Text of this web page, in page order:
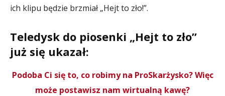
ich klipu będzie brzmiał „Hejt to zło!”.
Teledysk do piosenki „Hejt to zło”
już się ukazał:
Podoba Ci się to, co robimy na ProSkarżysko? Więc
może postawisz nam wirtualną kawę?